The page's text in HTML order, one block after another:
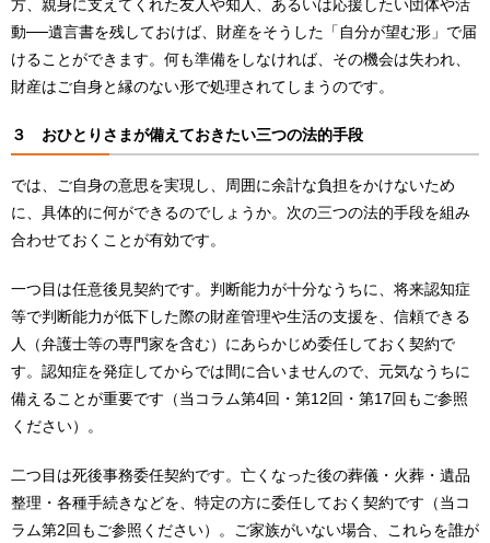
方、親身に支えてくれた友人や知人、あるいは応援したい団体や活
動──遺言書を残しておけば、財産をそうした「自分が望む形」で届
けることができます。何も準備をしなければ、その機会は失われ、
財産はご自身と縁のない形で処理されてしまうのです。
３ おひとりさまが備えておきたい三つの法的手段
では、ご自身の意思を実現し、周囲に余計な負担をかけないため
に、具体的に何ができるのでしょうか。次の三つの法的手段を組み
合わせておくことが有効です。
一つ目は任意後見契約です。判断能力が十分なうちに、将来認知症
等で判断能力が低下した際の財産管理や生活の支援を、信頼できる
人（弁護士等の専門家を含む）にあらかじめ委任しておく契約で
す。認知症を発症してからでは間に合いませんので、元気なうちに
備えることが重要です（当コラム第4回・第12回・第17回もご参照
ください）。
二つ目は死後事務委任契約です。亡くなった後の葬儀・火葬・遺品
整理・各種手続きなどを、特定の方に委任しておく契約です（当コ
ラム第2回もご参照ください）。ご家族がいない場合、これらを誰が